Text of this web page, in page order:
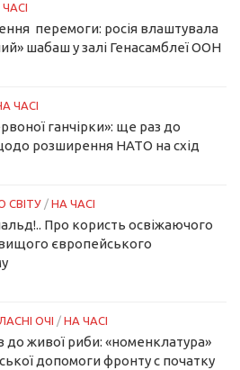
перемоги: росія влаштувала
шабаш у залі Генасамблеї ООН
ЧАСІ
ганчірки»: ще раз до
розширення НАТО на схід
СВІТУ / НА ЧАСІ
Про користь освіжаючого
європейського
ОЧІ / НА ЧАСІ
до живої риби: «номенклатура»
допомоги фронту с початку